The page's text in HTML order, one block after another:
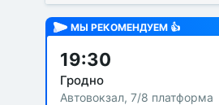
МЫ РЕКОМЕНДУЕМ 👍
19:30
Гродно
Автовокзал, 7/8 платформа